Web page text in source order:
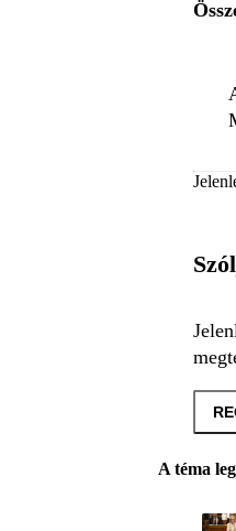
A téma